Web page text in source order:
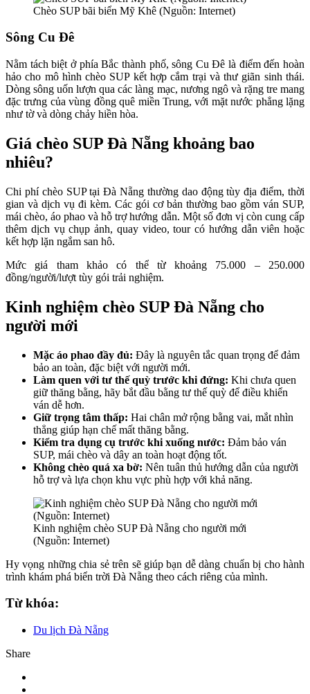
Chèo SUP bãi biển Mỹ Khê (Nguồn: Internet)
Sông Cu Đê
Nằm tách biệt ở phía Bắc thành phố, sông Cu Đê là điểm đến hoàn
hảo cho mô hình chèo SUP kết hợp cắm trại và thư giãn sinh thái.
Dòng sông uốn lượn qua các làng mạc, nương ngô và rặng tre mang
đặc trưng của vùng đồng quê miền Trung, với mặt nước phẳng lặng
như tờ và dòng chảy hiền hòa.
Giá chèo SUP Đà Nẵng khoảng bao
nhiêu?
Chi phí chèo SUP tại Đà Nẵng thường dao động tùy địa điểm, thời
gian và dịch vụ đi kèm. Các gói cơ bản thường bao gồm ván SUP,
mái chèo, áo phao và hỗ trợ hướng dẫn. Một số đơn vị còn cung cấp
thêm dịch vụ chụp ảnh, quay video, tour có hướng dẫn viên hoặc
kết hợp lặn ngắm san hô.
Mức giá tham khảo có thể từ khoảng 75.000 – 250.000
đồng/người/lượt tùy gói trải nghiệm.
Kinh nghiệm chèo SUP Đà Nẵng cho
người mới
Mặc áo phao đầy đủ: Đây là nguyên tắc quan trọng để đảm
bảo an toàn, đặc biệt với người mới.
Làm quen với tư thế quỳ trước khi đứng: Khi chưa quen
giữ thăng bằng, hãy bắt đầu bằng tư thế quỳ để điều khiển
ván dễ hơn.
Giữ trọng tâm thấp: Hai chân mở rộng bằng vai, mắt nhìn
thẳng giúp hạn chế mất thăng bằng.
Kiểm tra dụng cụ trước khi xuống nước: Đảm bảo ván
SUP, mái chèo và dây an toàn hoạt động tốt.
Không chèo quá xa bờ: Nên tuân thủ hướng dẫn của người
hỗ trợ và lựa chọn khu vực phù hợp với khả năng.
Kinh nghiệm chèo SUP Đà Nẵng cho người mới
(Nguồn: Internet)
Hy vọng những chia sẻ trên sẽ giúp bạn dễ dàng chuẩn bị cho hành
trình khám phá biển trời Đà Nẵng theo cách riêng của mình.
Từ khóa:
Du lịch Đà Nẵng
Share